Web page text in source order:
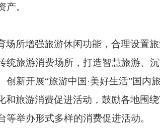
。
场所增强旅游休闲功能，合理设置
统旅游消费场所，打造智慧旅游、
创新开展“旅游中国·美好生活”国内
和旅游消费促进活动，鼓励各地围
举办形式多样的消费促进活动。